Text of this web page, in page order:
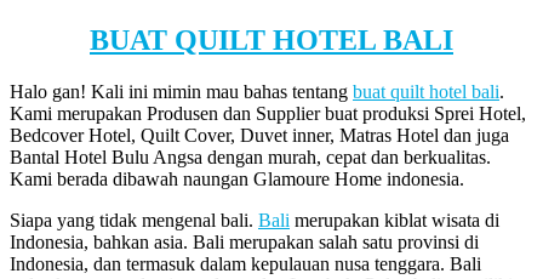
BUAT QUILT HOTEL BALI
Halo gan! Kali ini mimin mau bahas tentang buat quilt hotel bali.
Kami merupakan Produsen dan Supplier buat produksi Sprei Hotel,
Bedcover Hotel, Quilt Cover, Duvet inner, Matras Hotel dan juga
Bantal Hotel Bulu Angsa dengan murah, cepat dan berkualitas.
Kami berada dibawah naungan Glamoure Home indonesia.
Siapa yang tidak mengenal bali. Bali merupakan kiblat wisata di
Indonesia, bahkan asia. Bali merupakan salah satu provinsi di
Indonesia, dan termasuk dalam kepulauan nusa tenggara. Bali